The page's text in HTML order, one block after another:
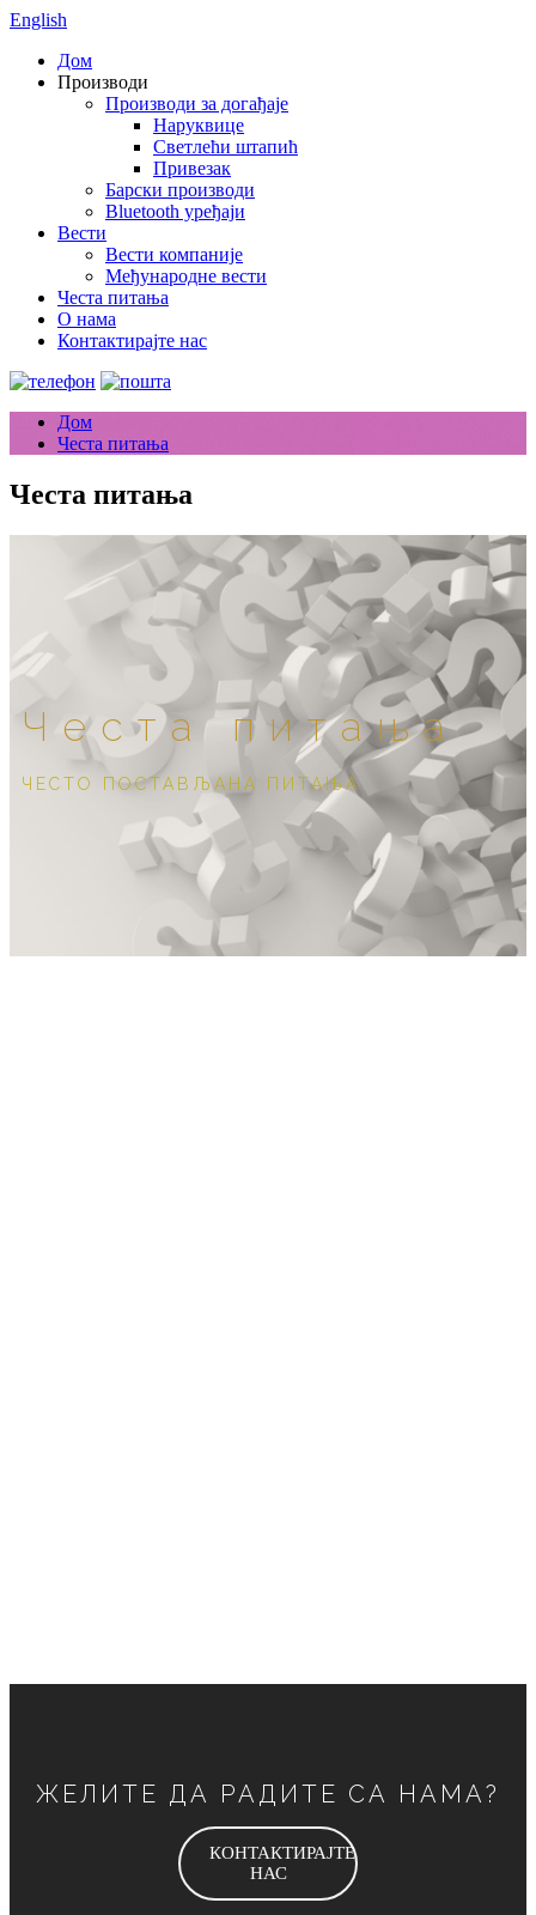
English
Дом
Производи
Производи за догађаје
Наруквице
Светлећи штапић
Привезак
Барски производи
Bluetooth уређаји
Вести
Вести компаније
Међународне вести
Честа питања
О нама
Контактирајте нас
Дом
Честа питања
Честа питања
Честа питања
ЧЕСТО ПОСТАВЉАНА ПИТАЊА
ЖЕЛИТЕ ДА РАДИТЕ СА НАМА?
КОНТАКТИРАЈТЕ
НАС